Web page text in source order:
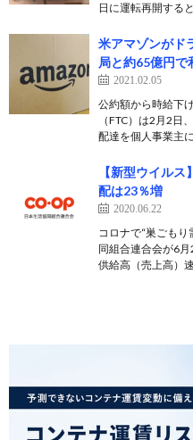
日に運転再開する
米アマゾンがド
局と約65億円で
2021.02.05
公約額から時給下
（FTC）は2月2日
配達を個人事業主
【新型ウイル
配は23％増
2020.06.22
コロナで“巣ごも
同組合連合会が6
供給高（売上高）